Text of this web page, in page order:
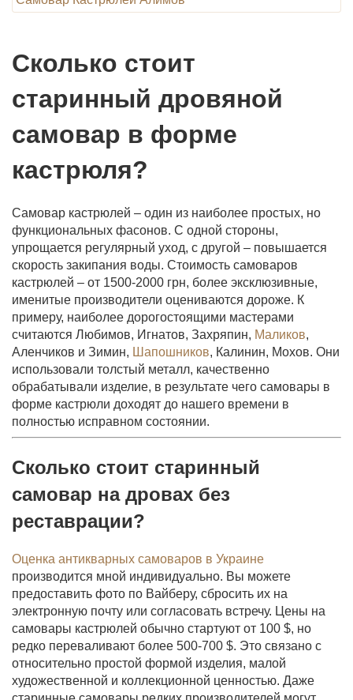
Сколько стоит
старинный дровяной
самовар в форме
кастрюля?
Самовар кастрюлей – один из наиболее простых, но
функциональных фасонов. С одной стороны,
упрощается регулярный уход, с другой – повышается
скорость закипания воды. Стоимость самоваров
кастрюлей – от 1500-2000 грн, более эксклюзивные,
именитые производители оцениваются дороже. К
примеру, наиболее дорогостоящими мастерами
считаются Любимов, Игнатов, Захряпин, Маликов,
Аленчиков и Зимин, Шапошников, Калинин, Мохов. Они
использовали толстый металл, качественно
обрабатывали изделие, в результате чего самовары в
форме кастрюли доходят до нашего времени в
полностью исправном состоянии.
Сколько стоит старинный
самовар на дровах без
реставрации?
Оценка антикварных самоваров в Украине
производится мной индивидуально. Вы можете
предоставить фото по Вайберу, сбросить их на
электронную почту или согласовать встречу. Цены на
самовары кастрюлей обычно стартуют от 100 $, но
редко переваливают более 500-700 $. Это связано с
относительно простой формой изделия, малой
художественной и коллекционной ценностью. Даже